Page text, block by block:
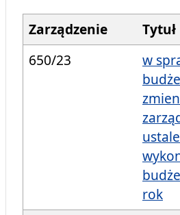
Zarządzenie
Tytuł
650/23
w
rok